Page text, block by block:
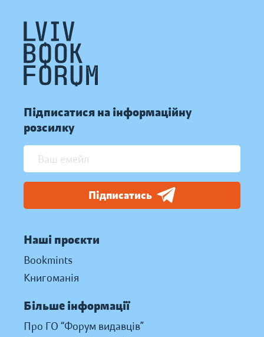
Підписатися на інформаційну
розсилку
Підписатись
Наші проєкти
Bookmints
Книгоманія
Більше інформації
Про ГО “Форум видавців”